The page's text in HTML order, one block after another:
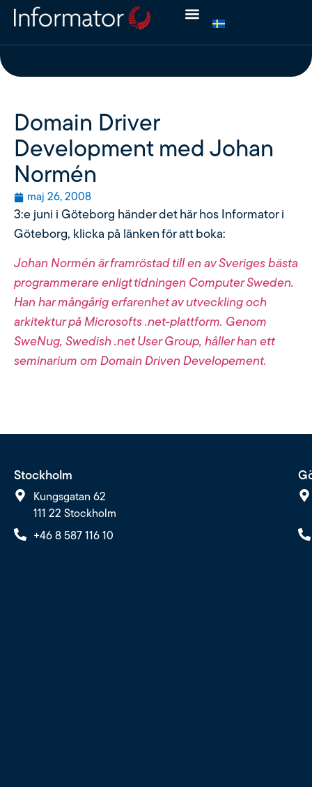
Domain Driver
Development med Johan
Normén
maj 26, 2008
3:e juni i Göteborg händer det här hos Informator i
Göteborg, klicka på länken för att boka:
Johan Normén är framröstad till en av Sveriges bästa
programmerare enligt tidningen Computer Sweden.
Han har mångårig erfarenhet av utveckling och
arkitektur på Microsofts .net-plattform. Genom
SweNug, Swedish .net User Group, håller han ett
seminarium om Domain Driven Developement.
Stockholm
Kungsgatan 62
111 22 Stockholm
+46 8 587 116 10